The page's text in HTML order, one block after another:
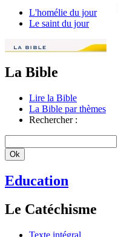
L'homélie du jour
Le saint du jour
La Bible
Lire la Bible
La Bible par thèmes
Rechercher :
Education
Le Catéchisme
Texte intégral